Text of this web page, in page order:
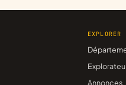
EXPLORER
Annonces